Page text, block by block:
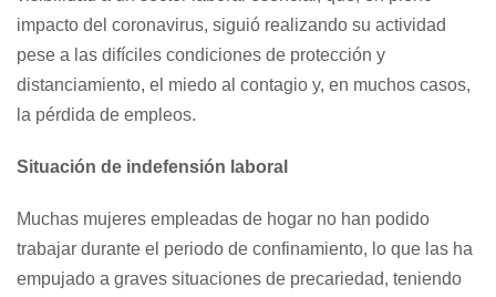
impacto del coronavirus, siguió realizando su actividad
pese a las difíciles condiciones de protección y
distanciamiento, el miedo al contagio y, en muchos casos,
la pérdida de empleos.
Situación de indefensión laboral
Muchas mujeres empleadas de hogar no han podido
trabajar durante el periodo de confinamiento, lo que las ha
empujado a graves situaciones de precariedad, teniendo